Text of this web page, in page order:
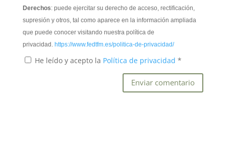
Derechos: puede ejercitar su derecho de acceso, rectificación,
supresión y otros, tal como aparece en la información ampliada
que puede conocer visitando nuestra política de
privacidad. https://www.fedtfm.es/politica-de-privacidad/
He leído y acepto la Política de privacidad *